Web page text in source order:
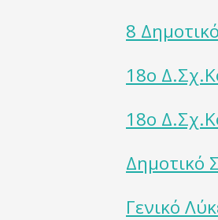
8
18ο
18ο
Δημοτικό
Γενικό